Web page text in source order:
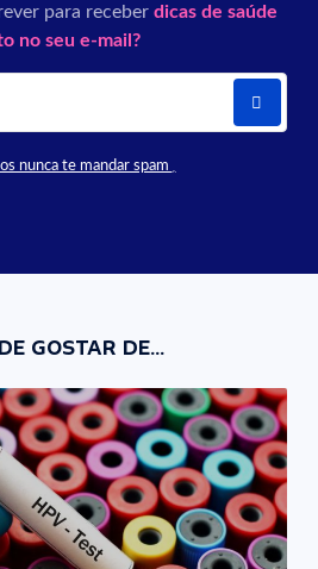
para receber dicas de saúde
no seu e-mail?
nunca te mandar spam
GOSTAR DE...